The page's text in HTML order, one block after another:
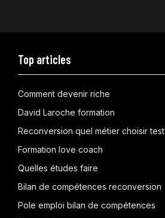
Top articles
Comment devenir riche
David Laroche formation
Reconversion quel métier choisir test
Formation love coach
Quelles études faire
Bilan de compétences reconversion
Pole emploi bilan de compétences